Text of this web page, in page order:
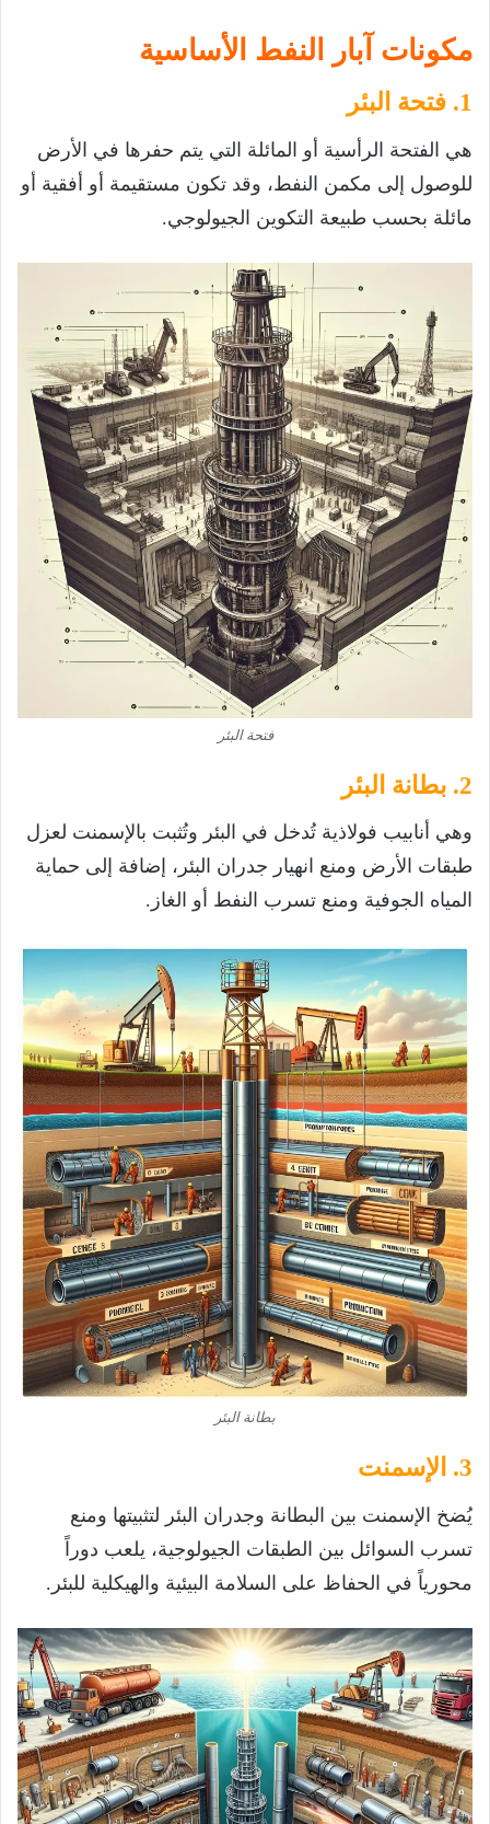
مكونات آبار النفط الأساسية
1. فتحة البئر
هي الفتحة الرأسية أو المائلة التي يتم حفرها في الأرض
للوصول إلى مكمن النفط، وقد تكون مستقيمة أو أفقية أو
مائلة بحسب طبيعة التكوين الجيولوجي.
فتحة البئر
2. بطانة البئر
وهي أنابيب فولاذية تُدخل في البئر وتُثبت بالإسمنت لعزل
طبقات الأرض ومنع انهيار جدران البئر، إضافة إلى حماية
المياه الجوفية ومنع تسرب النفط أو الغاز.
بطانة البئر
3. الإسمنت
يُضخ الإسمنت بين البطانة وجدران البئر لتثبيتها ومنع
تسرب السوائل بين الطبقات الجيولوجية، يلعب دوراً
محورياً في الحفاظ على السلامة البيئية والهيكلية للبئر.